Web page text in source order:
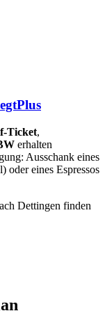
Ticket,
erhalten
Ausschank eines
oder eines Espressos
Dettingen finden